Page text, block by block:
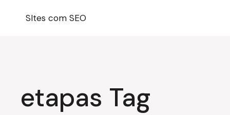
SItes com SEO
etapas Tag